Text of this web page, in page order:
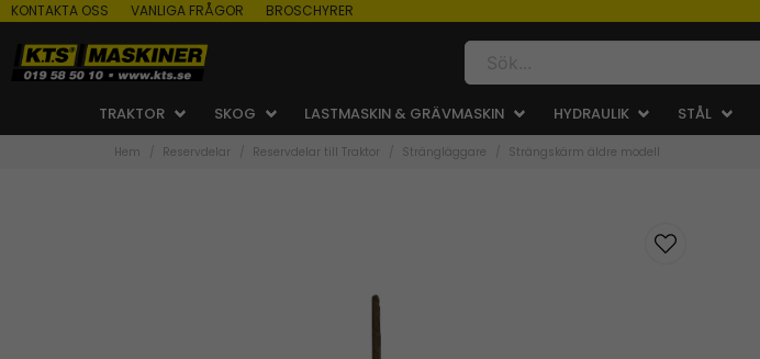
KONTAKTA OSS VANLIGA FRÅGOR BROSCHYRER
TRAKTOR SKOG LASTMASKIN & GRÄVMASKIN HYDRAULIK STÅL
Hem Reservdelar Reservdelar till Traktor Strängläggare Strängskärm äldre modell